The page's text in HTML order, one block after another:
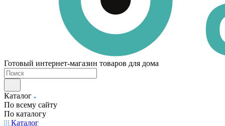
Готовый интернет-магазин товаров для дома
Каталог
По всему сайту
По каталогу
Каталог